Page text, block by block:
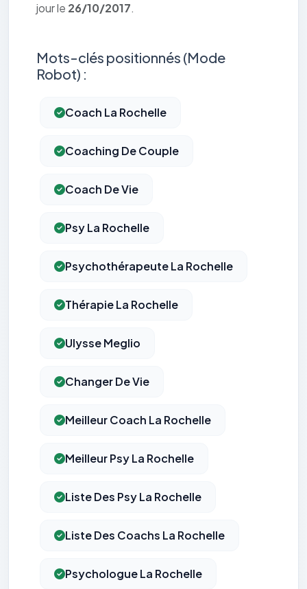
jour le 26/10/2017.
Mots-clés positionnés (Mode
Robot) :
Coach La Rochelle
Coaching De Couple
Coach De Vie
Psy La Rochelle
Psychothérapeute La Rochelle
Thérapie La Rochelle
Ulysse Meglio
Changer De Vie
Meilleur Coach La Rochelle
Meilleur Psy La Rochelle
Liste Des Psy La Rochelle
Liste Des Coachs La Rochelle
Psychologue La Rochelle